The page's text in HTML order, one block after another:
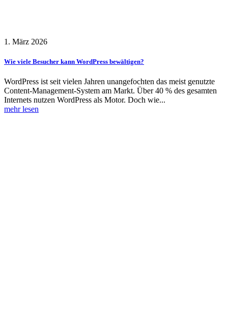
1. März 2026
Wie viele Besucher kann WordPress bewältigen?
WordPress ist seit vielen Jahren unangefochten das meist genutzte
Content-Management-System am Markt. Über 40 % des gesamten
Internets nutzen WordPress als Motor. Doch wie...
mehr lesen